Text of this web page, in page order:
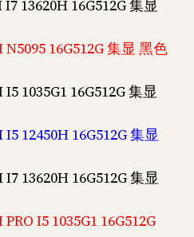
13620H 16G512G 集显
16G512G 集显 黑色
1035G1 16G512G 集显
12450H 16G512G 集显
13620H 16G512G 集显
I5 1035G1 16G512G